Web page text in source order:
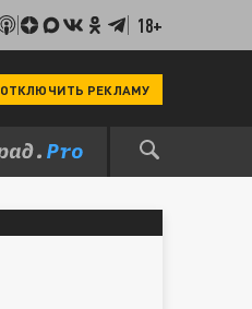
18+
ОТКЛЮЧИТЬ РЕКЛАМУ